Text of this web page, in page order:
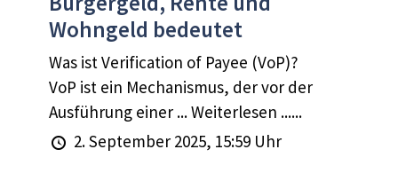
Wohngeld bedeutet
Was ist Verification of Payee (VoP)?
VoP ist ein Mechanismus, der vor der
Ausführung einer ... Weiterlesen ......
2. September 2025, 15:59 Uhr